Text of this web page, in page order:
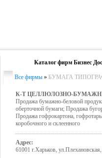
Каталог фирм Бизнес
Все фирмы » БУМАГА
К-Т ЦЕЛЛЮЛОЗНО-
Продажа бумажно-беловой
оберточной бумаги; Продажа
Продажа гофрокартона,
коробочного и склеенного
Адрес:
61001 г.Харьков,